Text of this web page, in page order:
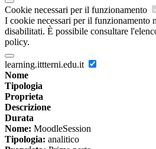
Cookie necessari per il funzionamento
I cookie necessari per il funzionamento
disabilitati. È possibile consultare
policy.
learning.ittterni.edu.it
Nome
Tipologia
Proprieta
Descrizione
Durata
Nome: MoodleSession
Tipologia: analitico